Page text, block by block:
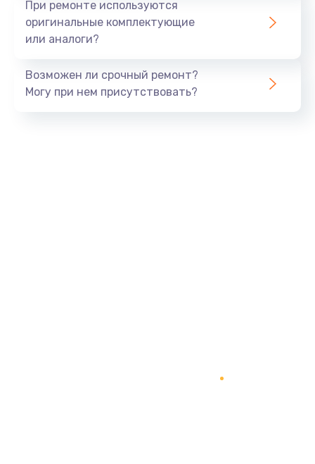
При ремонте используются
оригинальные комплектующие
или аналоги?
Возможен ли срочный ремонт?
Могу при нем присутствовать?